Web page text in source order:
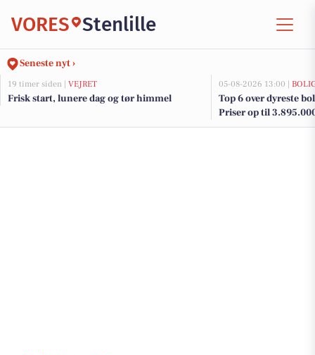
VORES Stenlille
Seneste nyt ›
19 timer siden | VEJRET
Frisk start, lunere dag og tør himmel
05-08-2026 13:00 |
Top 6 over dyreste
Priser op til